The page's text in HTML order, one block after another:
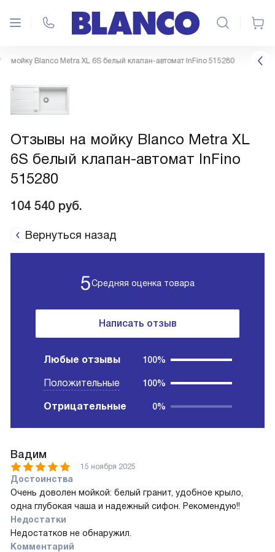
мойку Blanco Metra XL 6S белый клапан-автомат InFino 515280
Отзывы на мойку Blanco Metra XL
6S белый клапан-автомат InFino
515280
104 540 руб.
Вернуться назад
5Средняя оценка товара
Написать отзыв
Любые отзывы 100%
Положительные 100%
Отрицательные 0%
Вадим
15 ноября 2025
Достоинства
Очень доволен мойкой: белый гранит, удобное крыло,
одна глубокая чаша и надежный сифон. Рекомендую!!
Недостатки
Недостатков не обнаружил.
Комментарий